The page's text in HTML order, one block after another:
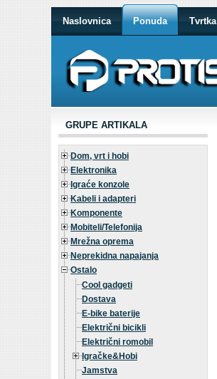
Naslovnica Ponuda Tvrtka
GRUPE ARTIKALA
Dom, vrt i hobi
Elektronika
Igraće konzole
Kabeli i adapteri
Komponente
Mobiteli/Telefonija
Mrežna oprema
Neprekidna napajanja
Ostalo
Cool gadgeti
Dostava
E-bike baterije
Električni bicikli
Električni romobil
Igračke&Hobi
Jamstva